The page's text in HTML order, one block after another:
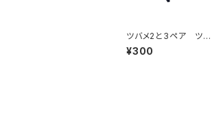
ツバメ2と3ペア ツバ
メのつがい ツバメの
夫婦 鳥 小鳥 野
¥300